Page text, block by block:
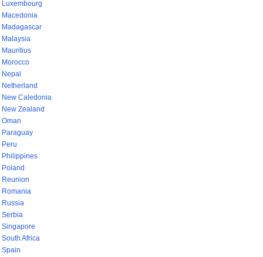
Luxembourg
Macedonia
Madagascar
Malaysia
Mauritius
Morocco
Nepal
Netherland
New Caledonia
New Zealand
Oman
Paraguay
Peru
Philippines
Poland
Reunion
Romania
Russia
Serbia
Singapore
South Africa
Spain